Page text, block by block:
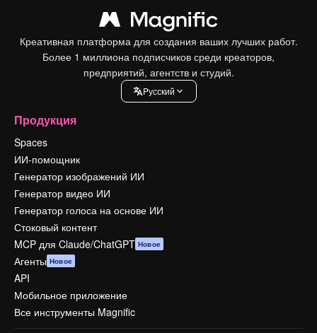
Креативная платформа для создания ваших лучших работ.
Более 1 миллиона подписчиков среди креаторов,
предприятий, агентств и студий.
Pусский
Продукция
Spaces
ИИ-помощник
Генератор изображений ИИ
Генератор видео ИИ
Генератор голоса на основе ИИ
Стоковый контент
MCP для Claude/ChatGPT Новое
Агенты Новое
API
Мобильное приложение
Все инструменты Magnific